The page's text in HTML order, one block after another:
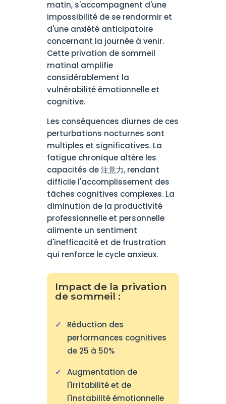
matin, s'accompagnent d'une
impossibilité de se rendormir et
d'une anxiété anticipatoire
concernant la journée à venir.
Cette privation de sommeil
matinal amplifie
considérablement la
vulnérabilité émotionnelle et
cognitive.
Les conséquences diurnes de ces
perturbations nocturnes sont
multiples et significatives. La
fatigue chronique altère les
capacités de 注意力, rendant
difficile l'accomplissement des
tâches cognitives complexes. La
diminution de la productivité
professionnelle et personnelle
alimente un sentiment
d'inefficacité et de frustration
qui renforce le cycle anxieux.
Impact de la privation
de sommeil :
Réduction des
performances cognitives
de 25 à 50%
Augmentation de
l'irritabilité et de
l'instabilité émotionnelle